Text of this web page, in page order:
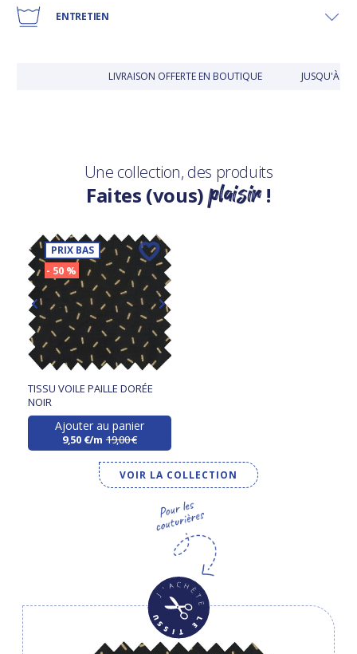
ENTRETIEN
LIVRAISON OFFERTE EN BOUTIQUE JUSQU'À
Une collection, des produits
Faites (vous)plaisir!
PRIX BAS
- 50 %
TISSU VOILE PAILLE DORÉE
NOIR
Ajouter au panier
9,50 €/m 19,00 €
VOIR LA COLLECTION